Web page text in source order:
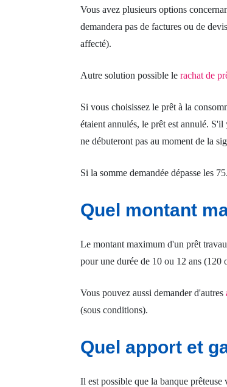
Vous avez plusieurs options
demandera pas de factures ou de
affecté).
Autre solution possible le rachat de
Si vous choisissez le prêt à la
étaient annulés, le prêt est annulé.
ne débuteront pas au moment de la
Si la somme demandée dépasse les
Quel montant
Le montant maximum d'un prêt
pour une durée de 10 ou 12 ans (120
Vous pouvez aussi demander d'autres
(sous conditions).
Quel apport et
Il est possible que la banque